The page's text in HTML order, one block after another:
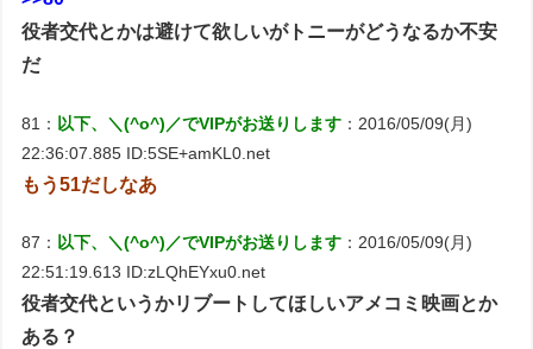
役者交代とかは避けて欲しいがトニーがどうなるか不安
だ
81： 以下、＼(^o^)／でVIPがお送りします ：2016/05/09(月)
22:36:07.885 ID:5SE+amKL0.net
もう51だしなあ
87： 以下、＼(^o^)／でVIPがお送りします ：2016/05/09(月)
22:51:19.613 ID:zLQhEYxu0.net
役者交代というかリブートしてほしいアメコミ映画とか
ある？